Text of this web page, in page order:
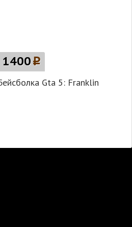
1400p
Gta 5: Franklin